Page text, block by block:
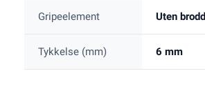
Gripeelement Uten brodd
Tykkelse (mm) 6 mm